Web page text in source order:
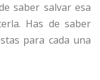
saber salvar esa
Has de saber
para cada una